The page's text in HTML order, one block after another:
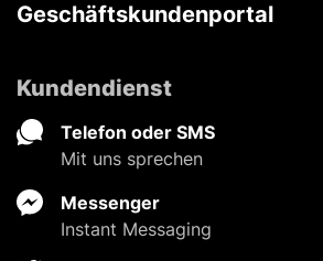
Geschäftskundenportal
Kundendienst
Telefon oder SMS
Mit uns sprechen
Messenger
Instant Messaging